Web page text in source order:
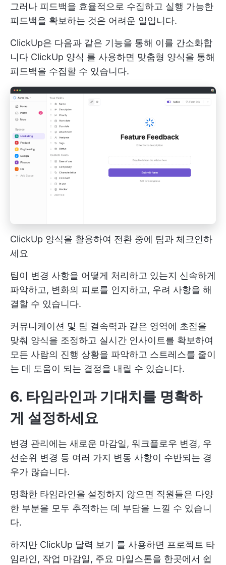
그러나 피드백을 효율적으로 수집하고 실행 가능한
피드백을 확보하는 것은 어려운 일입니다.
ClickUp은 다음과 같은 기능을 통해 이를 간소화합
니다 ClickUp 양식 를 사용하면 맞춤형 양식을 통해
피드백을 수집할 수 있습니다.
ClickUp 양식을 활용하여 전환 중에 팀과 체크인하
세요
팀이 변경 사항을 어떻게 처리하고 있는지 신속하게
파악하고, 변화의 피로를 인지하고, 우려 사항을 해
결할 수 있습니다.
커뮤니케이션 및 팀 결속력과 같은 영역에 초점을
맞춰 양식을 조정하고 실시간 인사이트를 확보하여
모든 사람의 진행 상황을 파악하고 스트레스를 줄이
는 데 도움이 되는 결정을 내릴 수 있습니다.
6. 타임라인과 기대치를 명확하
게 설정하세요
변경 관리에는 새로운 마감일, 워크플로우 변경, 우
선순위 변경 등 여러 가지 변동 사항이 수반되는 경
우가 많습니다.
명확한 타임라인을 설정하지 않으면 직원들은 다양
한 부분을 모두 추적하는 데 부담을 느낄 수 있습니
다.
하지만 ClickUp 달력 보기 를 사용하면 프로젝트 타
임라인, 작업 마감일, 주요 마일스톤을 한곳에서 쉽